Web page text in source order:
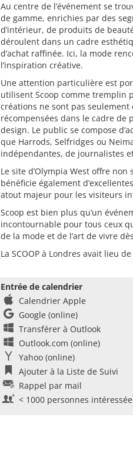
Au centre de l’événement se
de gamme, enrichies par des
d’intérieur, de produits de
déroulent dans un cadre
d’achat raffinée. Ici, la mode
l’inspiration créative.
Une attention particulière est
utilisent Scoop comme tremplin
créations ne sont pas
récompensées dans le cadre de
design. Le public se compose
que Harrods, Selfridges ou
indépendantes, de journalistes
Le site d’Olympia West offre
bénéficie également
atout majeur pour les visiteurs
Scoop est bien plus qu’un
incontournable pour tous ceux
de la mode et de l’art de vivre
La SCOOP à Londres avait lieu
Entrée de calendrier
Calendrier Apple
Google (online)
Transférer à Outlook
Outlook.com (online)
Yahoo (online)
Ajouter à la Liste de Suivi
Rappel par mail
< 1000 personnes